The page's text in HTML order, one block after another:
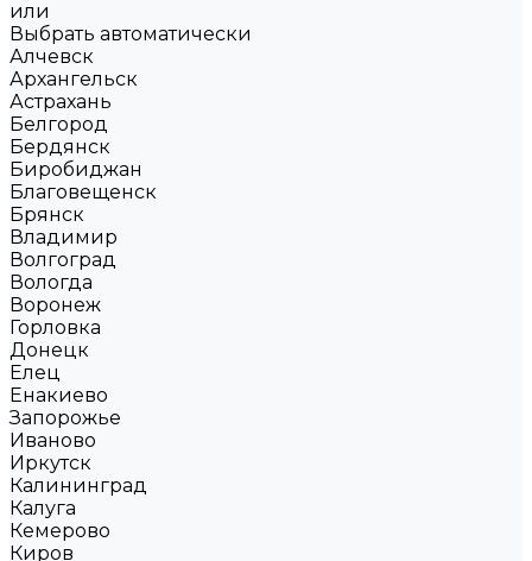
или
Выбрать автоматически
Алчевск
Архангельск
Астрахань
Белгород
Бердянск
Биробиджан
Благовещенск
Брянск
Владимир
Волгоград
Вологда
Воронеж
Горловка
Донецк
Елец
Енакиево
Запорожье
Иваново
Иркутск
Калининград
Калуга
Кемерово
Киров